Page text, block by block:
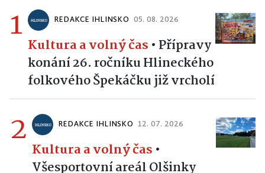
1 REDAKCE IHLINSKO 05. 08. 2026
Kultura a volný čas • Přípravy
konání 26. ročníku Hlineckého
folkového Špekáčku již vrcholí
2 REDAKCE IHLINSKO 12. 07. 2026
Kultura a volný čas •
Všesportovní areál Olšinky